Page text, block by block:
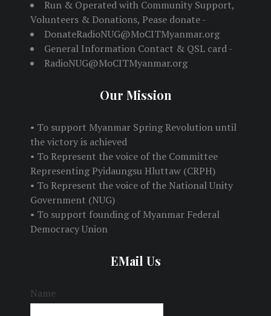
Run & Operated with Community Support,
Volunteers & Donations, Pease donate -
DonateRadioNUG@MoCITMyanmar.org
General Information Contact & QSL card -
RadioNUG@MoCITMyanmar.org
Our Mission
• To support Myanmar Spring Revolution until
the victory is achieved
• To Represent the voice of the Committee
Representing Pyidaungsu Hluttaw (CRPH)
• To Represent the voice of the National Unity
Government (NUG)
• To support founding of Myanmar Federal
Democracy Union
EMail Us
Name